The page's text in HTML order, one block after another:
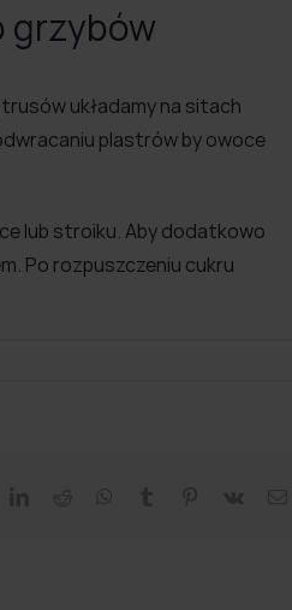
grzybów
układamy na sitach
plastrów by owoce
lub stroiku. Aby dodatkowo
Po rozpuszczeniu cukru